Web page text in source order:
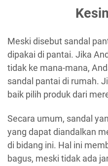
Meski disebut sandal
dipakai di pantai. Jika
tidak ke mana-mana,
sandal pantai di rumah.
baik pilih produk dari
Secara umum, sandal
yang dapat diandalkan
di bidang ini. Hal ini
bagus, meski tidak ada